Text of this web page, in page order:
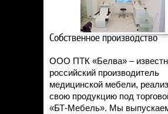
Собственное производство
ООО ПТК «Белва» –
российский производитель
медицинской мебели,
свою продукцию под
«БТ-Мебель». Мы